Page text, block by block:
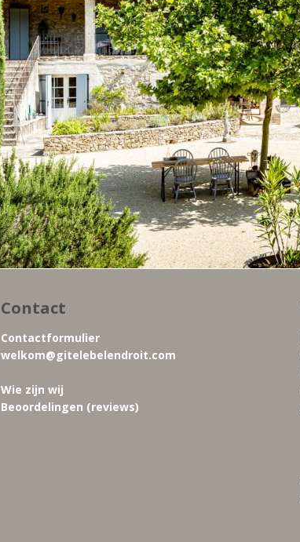
Contact
Contactformulier
welkom@gitelebelendroit.com
Wie zijn wij
Beoordelingen (reviews)